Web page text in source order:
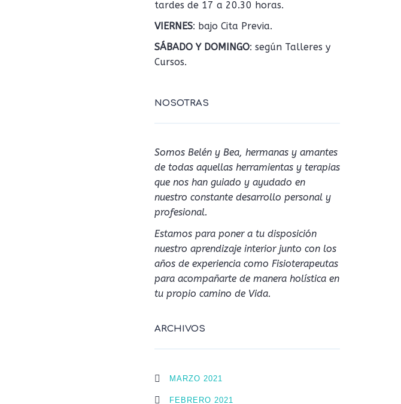
tardes de 17 a 20.30 horas.
VIERNES: bajo Cita Previa.
SÁBADO Y DOMINGO: según Talleres y
Cursos.
NOSOTRAS
Somos Belén y Bea, hermanas y amantes
de todas aquellas herramientas y terapias
que nos han guiado y ayudado en
nuestro constante desarrollo personal y
profesional.
Estamos para poner a tu disposición
nuestro aprendizaje interior junto con los
años de experiencia como Fisioterapeutas
para acompañarte de manera holística en
tu propio camino de Vida.
ARCHIVOS
MARZO 2021
FEBRERO 2021